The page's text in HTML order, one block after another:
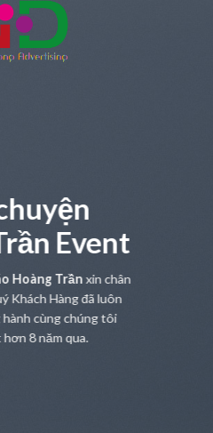
Event
Hoàng Trầnxin chân
Khách Hàng đã luôn
cùng chúng tôi
8 năm qua.